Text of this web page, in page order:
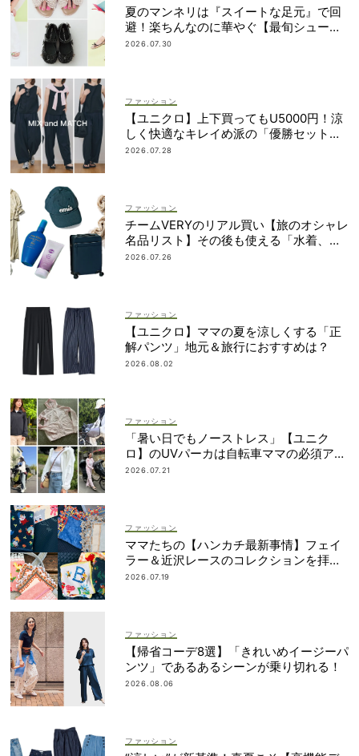
夏のマンネリは『スイートな足元』で回
避！楽ちんなのに華やぐ【最旬シューズ1
6選】
2026.07.30
ファッション
【ユニクロ】上下買ってもU5000円！涼
しく快適なキレイめ派の「優勝セット」
は着回し力も
2026.07.28
ファッション
チームVERYのリアル買い【旅のオシャレ
名品リスト】その後も使える「水着、バ
ッグ、UVアイテムetc.」！
2026.07.26
ファッション
【ユニクロ】ママの夏を涼しくする「正
解パンツ」地元＆旅行におすすめは？
2026.08.02
ファッション
「暑い日でもノーストレス」【ユニク
ロ】のUVパーカは自転車ママの必須アイ
テム！
2026.07.21
ファッション
ママたちの【ハンカチ最新事情】フェイ
ラー＆近沢レースのコレクションを拝
見！
2026.07.19
ファッション
【帰省コーデ8選】「きれいめイージーパ
ンツ」であるあるシーンが乗り切れる！
2026.08.06
ファッション